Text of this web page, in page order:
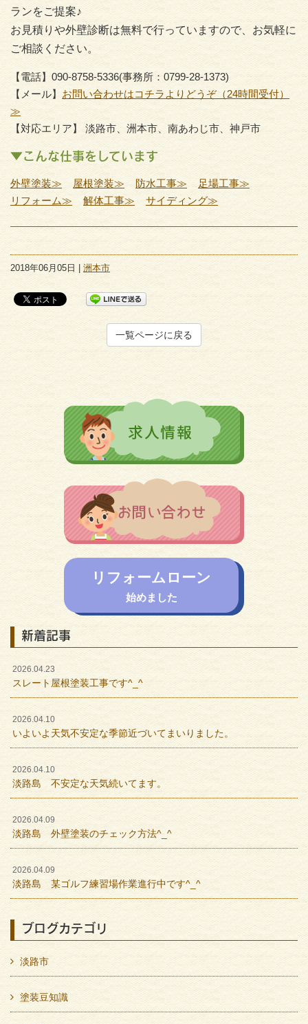
ランをご提案♪
お見積りや外壁診断は無料で行っていますので、お気軽に
ご相談ください。
【電話】090-8758-5336(事務所：0799-28-1373)
【メール】 お問い合わせはコチラよりどうぞ（24時間受付）
≫
【対応エリア】 淡路市、洲本市、南あわじ市、神戸市
▼こんな仕事をしています
外壁塗装≫ 屋根塗装≫ 防水工事≫
足場工事≫
リフォーム≫
解体工事≫ サイディング≫
2018年06月05日 | 洲本市
一覧ページに戻る
リフォームローン
始めました
新着記事
2026.04.23
スレート屋根塗装工事です^_^
2026.04.10
いよいよ天気不安定な季節近づいてまいりました。
2026.04.10
淡路島 不安定な天気続いてます。
2026.04.09
淡路島 外壁塗装のチェック方法^_^
2026.04.09
淡路島 某ゴルフ練習場作業進行中です^_^
ブログカテゴリ
淡路市
塗装豆知識